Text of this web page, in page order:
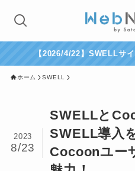
【2026/4/22】SWELLサ
ホーム SWELL
SWELLと
SWELL導入
Cocoonユー
2023
8/23